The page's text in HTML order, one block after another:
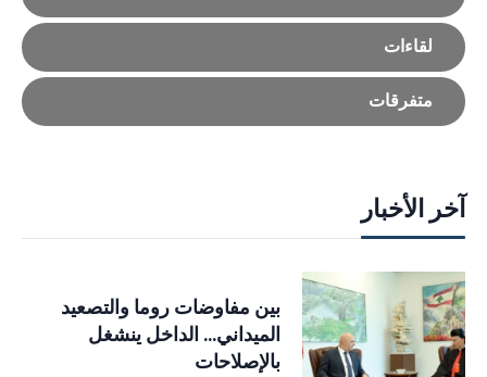
لقاءات
متفرقات
آخر الأخبار
بين مفاوضات روما والتصعيد
الميداني… الداخل ينشغل
بالإصلاحات